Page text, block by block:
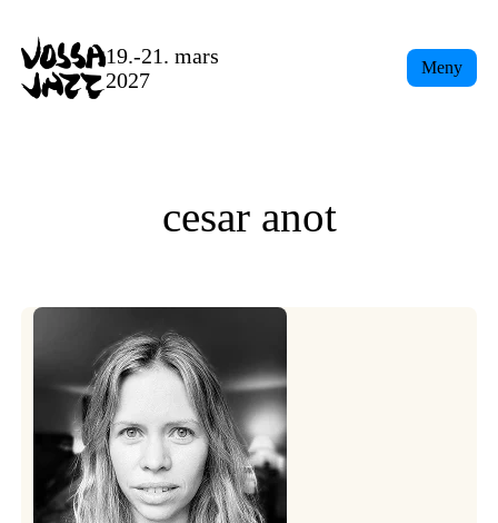
content
19.-21. mars
2027
Meny
cesar anot